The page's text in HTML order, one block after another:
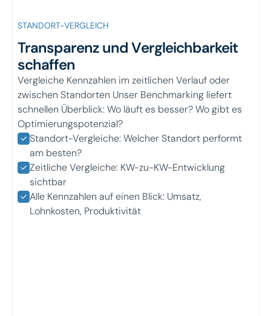
STANDORT-VERGLEICH
Transparenz und Vergleichbarkeit
schaffen
Vergleiche Kennzahlen im zeitlichen Verlauf oder
zwischen Standorten Unser Benchmarking liefert
schnellen Überblick: Wo läuft es besser? Wo gibt es
Optimierungspotenzial?
Standort-Vergleiche: Welcher Standort performt
am besten?
Zeitliche Vergleiche: KW-zu-KW-Entwicklung
sichtbar
Alle Kennzahlen auf einen Blick: Umsatz,
Lohnkosten, Produktivität